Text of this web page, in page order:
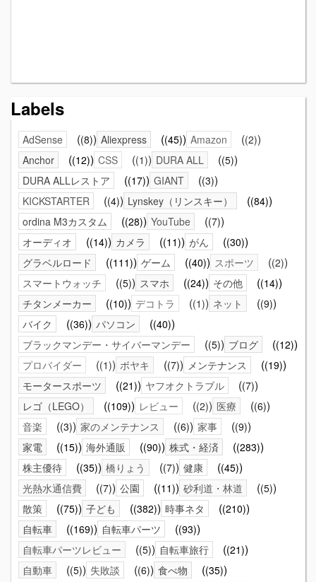
Labels
AdSense (8) Aliexpress (45) Amazon
(2)
Anchor
(12) CSS (1) DURA ALL
(5)
DURA ALLレストア
(17) GIANT
(3)
KICKSTARTER
(4) Lynskey（リンスキー）
(84)
ordina M3カスタム
(28) YouTube
(7)
オーディオ
(14) カメラ (11) がん
(30)
グラベルロード
(111) ゲーム (40) スポーツ
(2)
スマートウォッチ
(5) スマホ (24) その他
(14)
チタンメーカー
(10) デコトラ (1) ネット
(9)
バイク
(36) パソコン
(40)
ブラックマンデー・サイバーマンデー
(5) ブログ
(12)
プロバイダー
(1) ボヤキ (7) メンテナンス
(19)
モータースポーツ
(21) ヤフオクトラブル
(7)
レゴ（LEGO）
(109) レビュー (2) 医療
(6)
音楽
(3) 家のメンテナンス (6) 家事
(9)
家電
(15) 海外通販 (90) 株式・経済
(283)
株主優待
(35) 橋りょう (7) 健康
(45)
光熱水通信費
(7) 公園 (11) 砂利道・林道
(5)
散策
(75) 子ども (382) 時事ネタ
(210)
自転車
(169) 自転車パーツ
(93)
自転車パーツレビュー
(5) 自転車旅行
(21)
自動車
(5) 失敗談 (6) 食べ物
(35)